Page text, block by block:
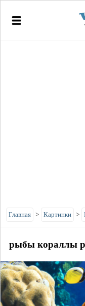
Главная > Картинки >
рыбы кораллы